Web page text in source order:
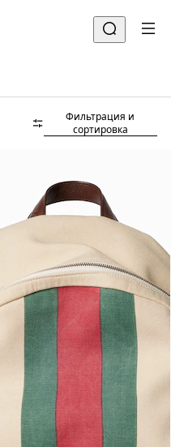
Фильтрация и
сортировка